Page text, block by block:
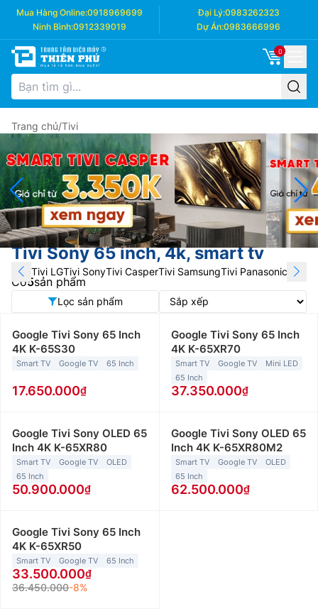
Mua Hàng Online:0918969699 Đại Lý:0983262323
Ninh Bình:0912339019 Dự Án:0983666996
0
Trang chủ/Tivi
Tivi Sony 65 inch, 4k, smart tv
Tivi LGTivi SonyTivi CasperTivi SamsungTivi Panasonic Tivi
Có5sản phẩm
Lọc sản phẩm
Google Tivi Sony 65 Inch
4K K-65S30
Smart TV Google TV 65 Inch
17.650.000
Google Tivi Sony 65 Inch
4K K-65XR70
Smart TV Google TV
Mini LED
65 Inch
37.350.000
Google Tivi Sony OLED 65
Inch 4K K-65XR80
Smart TV Google TV
OLED
65 Inch
50.900.000
Google Tivi Sony OLED 65
Inch 4K K-65XR80M2
Smart TV Google TV
OLED
65 Inch
62.500.000
Google Tivi Sony 65 Inch
4K K-65XR50
Smart TV Google TV 65 Inch
33.500.000
36.450.000-8%